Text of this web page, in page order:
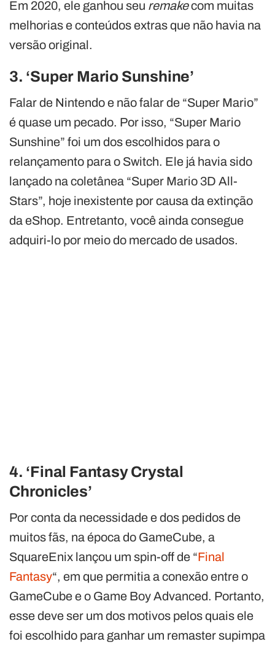
Em 2020, ele ganhou seu remakecom muitas
melhorias e conteúdos extras que não havia na
versão original.
3. ‘Super Mario Sunshine’
Falar de Nintendo e não falar de “Super Mario”
é quase um pecado. Por isso, “Super Mario
Sunshine” foi um dos escolhidos para o
relançamento para o Switch. Ele já havia sido
lançado na coletânea “Super Mario 3D All-
Stars”, hoje inexistente por causa da extinção
da eShop. Entretanto, você ainda consegue
adquiri-lo por meio do mercado de usados.
4. ‘Final Fantasy Crystal
Chronicles’
Por conta da necessidade e dos pedidos de
muitos fãs, na época do GameCube, a
SquareEnix lançou um spin-off de “Final
Fantasy“, em que permitia a conexão entre o
GameCube e o Game Boy Advanced. Portanto,
esse deve ser um dos motivos pelos quais ele
foi escolhido para ganhar um remaster supimpa